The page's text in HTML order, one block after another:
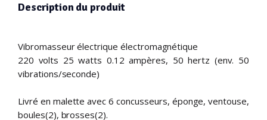
Description du produit
Vibromasseur électrique électromagnétique
220 volts 25 watts 0.12 ampères, 50 hertz (env. 50
vibrations/seconde)
Livré en malette avec 6 concusseurs, éponge, ventouse,
boules(2), brosses(2).